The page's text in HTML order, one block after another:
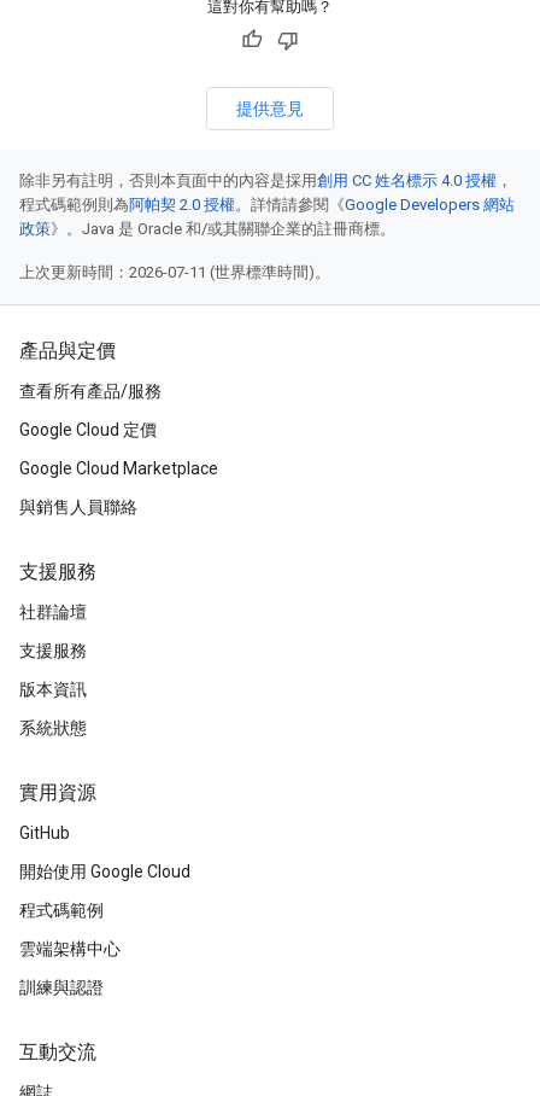
這對你有幫助嗎？
提供意見
除非另有註明，否則本頁面中的內容是採用創用 CC 姓名標示 4.0 授權 ，
程式碼範例則為阿帕契 2.0 授權。詳情請參閱《Google Developers 網站
政策》。Java 是 Oracle 和/或其關聯企業的註冊商標。
上次更新時間：2026-07-11 (世界標準時間)。
產品與定價
查看所有產品/服務
Google Cloud 定價
Google Cloud Marketplace
與銷售人員聯絡
支援服務
社群論壇
支援服務
版本資訊
系統狀態
實用資源
GitHub
開始使用 Google Cloud
程式碼範例
雲端架構中心
訓練與認證
互動交流